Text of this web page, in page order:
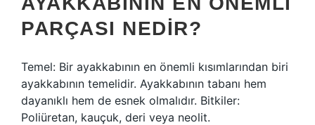
PARÇASI NEDIR?
Temel: Bir ayakkabının en önemli kısımlarından biri
ayakkabının temelidir. Ayakkabının tabanı hem
dayanıklı hem de esnek olmalıdır. Bitkiler:
Poliüretan, kauçuk, deri veya neolit.